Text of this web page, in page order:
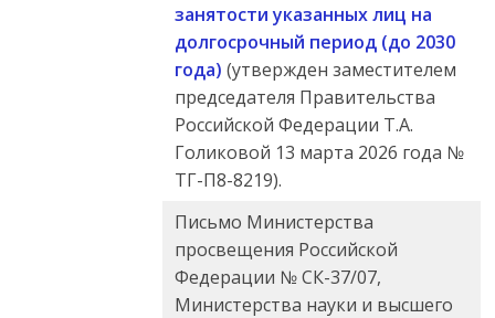
занятости указанных лиц на
долгосрочный период (до 2030
года) (утвержден заместителем
председателя Правительства
Российской Федерации Т.А.
Голиковой 13 марта 2026 года №
ТГ-П8-8219).
Письмо Министерства
просвещения Российской
Федерации № СК-37/07,
Министерства науки и высшего